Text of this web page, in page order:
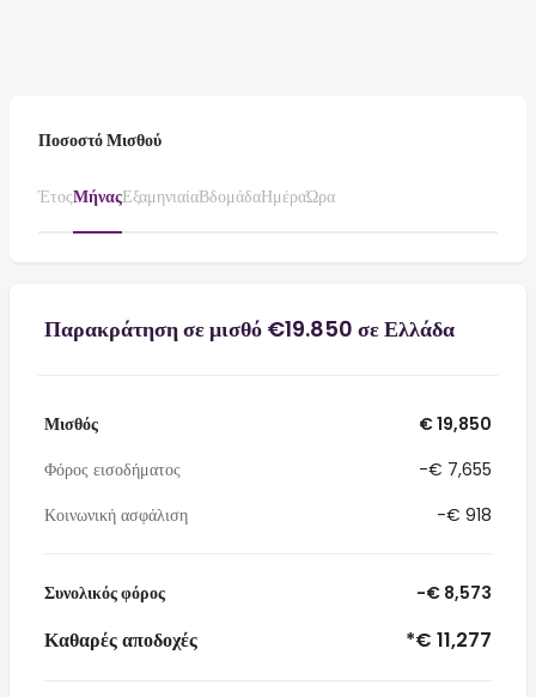
Ποσοστό Μισθού
ΈτοςΜήναςΕξαμηνιαίαΒδομάδαΗμέραΏρα
Παρακράτηση σε μισθό €19.850 σε Ελλάδα
Μισθός
€ 19,850
Φόρος εισοδήματος
-€ 7,655
Κοινωνική ασφάλιση
-€ 918
Συνολικός φόρος -€ 8,573
Καθαρές αποδοχές *€ 11,277